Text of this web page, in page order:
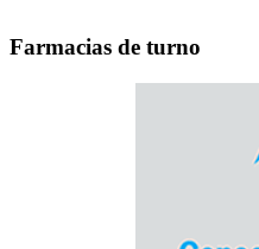
Farmacias de turno